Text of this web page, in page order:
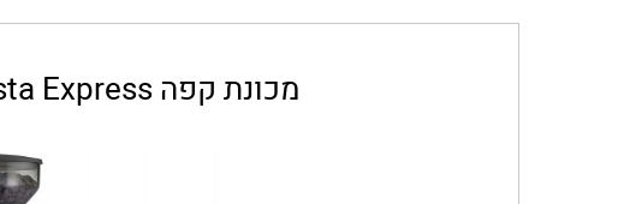
מכונת קפה Sage The Barista Express